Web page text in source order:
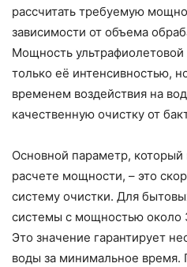
рассчитать требуемую
зависимости от объема
Мощность
только её интенсивностью,
временем воздействия на
качественную очистку от
Основной параметр,
расчете мощности, – это
систему очистки. Для
системы с мощностью около
Это значение гарантирует
воды за минимальное